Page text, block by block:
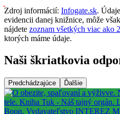
Zdroj informácií: Infogate.sk.
evidencii danej knižnice, môže
nájdete zoznam všetkých viac ako
ktorých máme údaje.
Naši škriatkovia
Predchádzajúce Ďalšie